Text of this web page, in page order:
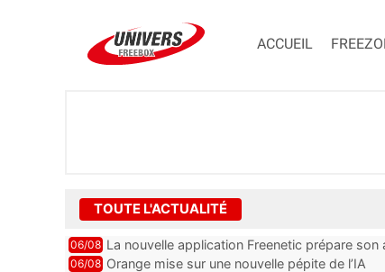
ACCUEIL
TOUTE L'ACTUALITÉ
06/08 La nouvelle application Freenetic prépare
abonnés Freebox, testez la
06/08 Orange mise sur une nouvelle pépite de l’IA